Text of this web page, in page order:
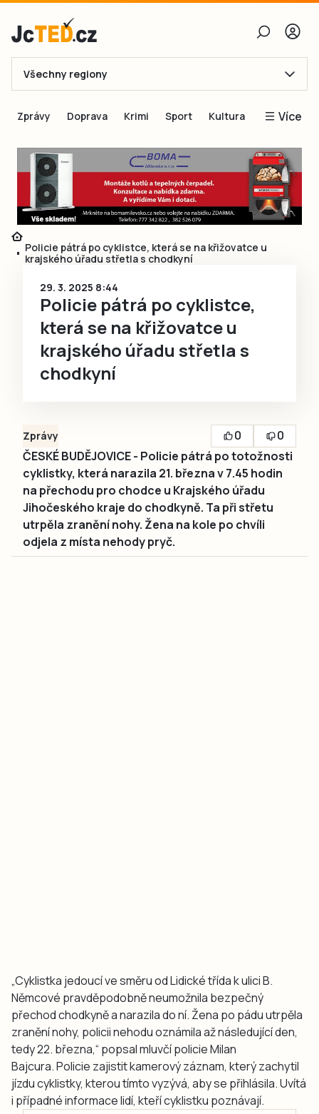
E-mail
Obnovit heslo
Přihlásit se
Ještě nemám účet, chci se
Všechny regiony
Zprávy Doprava Krimi Sport Kultura Více
Blogy
Inspirace
Čtenáři píší
Speciální přílohy
Policie pátrá po cyklistce, která se na křižovatce u
krajského úřadu střetla s chodkyní
29. 3. 2025 8:44
Policie pátrá po cyklistce,
která se na křižovatce u
krajského úřadu střetla s
chodkyní
Zprávy 0
0
ČESKÉ BUDĚJOVICE - Policie pátrá po totožnosti
cyklistky, která narazila 21. března v 7.45 hodin
na přechodu pro chodce u Krajského úřadu
Jihočeského kraje do chodkyně. Ta při střetu
utrpěla zranění nohy. Žena na kole po chvíli
odjela z místa nehody pryč.
„Cyklistka jedoucí ve směru od Lidické třída k ulici B.
Němcové pravděpodobně neumožnila bezpečný
přechod chodkyně a narazila do ní. Žena po pádu utrpěla
zranění nohy, policii nehodu oznámila až následující den,
tedy 22. března,“ popsal mluvčí policie Milan
Bajcura. Policie zajistit kamerový záznam, který zachytil
jízdu cyklistky, kterou tímto vyzývá, aby se přihlásila. Uvítá
i případné informace lidí, kteří cyklistku poznávají.